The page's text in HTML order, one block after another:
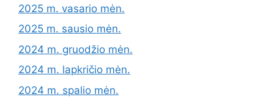
2025 m. vasario mėn.
2025 m. sausio mėn.
2024 m. gruodžio mėn.
2024 m. lapkričio mėn.
2024 m. spalio mėn.